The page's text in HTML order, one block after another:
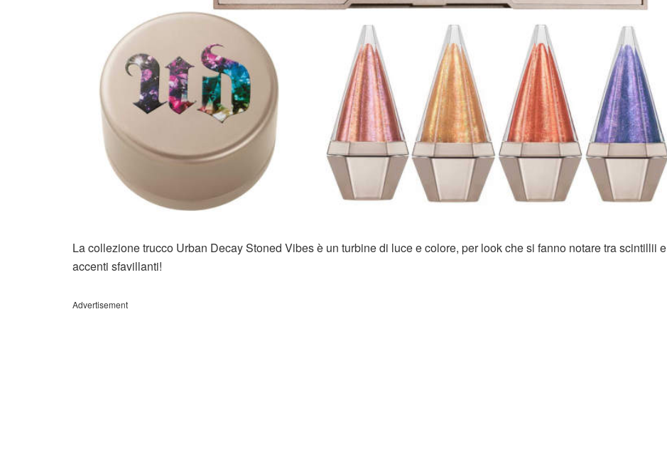
La collezione trucco Urban Decay Stoned Vibes è un turbine di luce e colore, per look che si fanno notare tra scintillii e
accenti sfavillanti!
Advertisement